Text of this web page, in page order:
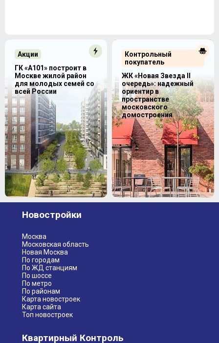
Контрольный
покупатель
ЖК «Новая Звезда II
очередь»: надежный
ориентир в
пространстве
московского
домостроения
Акции
ГК «А101» построит в
Москве жилой район
для молодых семей со
всей России
Новостройки
Москва
Московская область
Новая Москва
По городам
По ЖД станциям
По шоссе
По метро
По районам
Карта новостроек
Карта сайта
Топ новостроек
Квартирный Контроль